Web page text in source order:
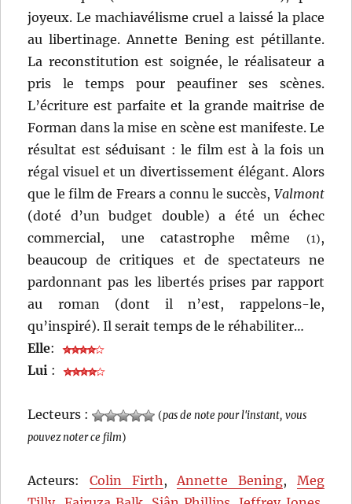
joyeux. Le machiavélisme cruel a laissé la place
au libertinage. Annette Bening est pétillante.
La reconstitution est soignée, le réalisateur a
pris le temps pour peaufiner ses scènes.
L’écriture est parfaite et la grande maitrise de
Forman dans la mise en scène est manifeste. Le
résultat est séduisant : le film est à la fois un
régal visuel et un divertissement élégant. Alors
que le film de Frears a connu le succès, Valmont
(doté d’un budget double) a été un échec
commercial, une catastrophe même
(1),
beaucoup de critiques et de spectateurs ne
pardonnant pas les libertés prises par rapport
au roman (dont il n’est, rappelons-le,
qu’inspiré). Il serait temps de le réhabiliter…
Elle:
Lui :
Lecteurs : (pas de note pour l'instant, vous
pouvez noter ce film)
Acteurs: Colin Firth,Annette Bening, Meg